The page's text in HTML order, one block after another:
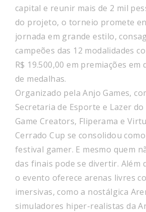
capital e reunir mais de 2 mil
do projeto, o torneio promete
jornada em grande estilo,
campeões das 12 modalidades
R$ 19.500,00 em premiações em
de medalhas.
Organizado pela Anjo Games,
Secretaria de Esporte e Lazer
Game Creators, Fliperama e
Cerrado Cup se consolidou
festival gamer. E mesmo quem
das finais pode se divertir. Além
o evento oferece arenas livres
imersivas, como a nostálgica
simuladores hiper-realistas da